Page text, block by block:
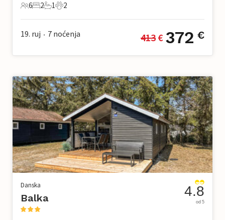
6 Gosti
6
2 Spavaće sobe
2
1 Kupaonica
1
2 Kućni ljubimac
2
19. ruj • 7 noćenja 413 € 372 €
Danska
Balka 4.8
od 5